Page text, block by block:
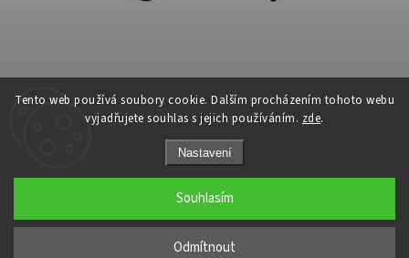
Tento web používá soubory cookie. Dalším procházením tohoto webu
vyjadřujete souhlas s jejich používáním. zde.
Nastavení
Odmítnout
Souhlasím
Cykloport. Všechna práva vyhrazena.
Upravit nastavení cookies